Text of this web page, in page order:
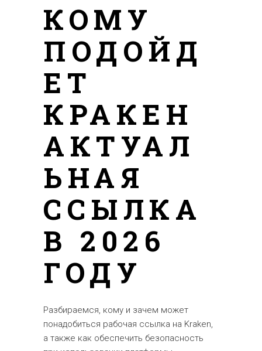
КОМУ
ПОДОЙД
ЕТ
КРАКЕН
АКТУАЛ
ЬНАЯ
ССЫЛКА
В 2026
ГОДУ
Разбираемся, кому и зачем может
понадобиться рабочая ссылка на Kraken,
а также как обеспечить безопасность